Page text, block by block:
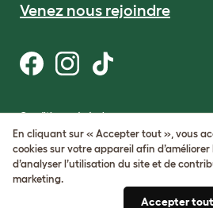
Venez nous rejoindre
Conditions générales
Protection de la vie privée et cookies
Cookie Settings
Plan du site
Numéro de TVA: FR34839369105
En cliquant sur « Accepter tout », vous
cookies sur votre appareil afin
d’analyser l’utilisation du site et de
marketing.
Accepter tout